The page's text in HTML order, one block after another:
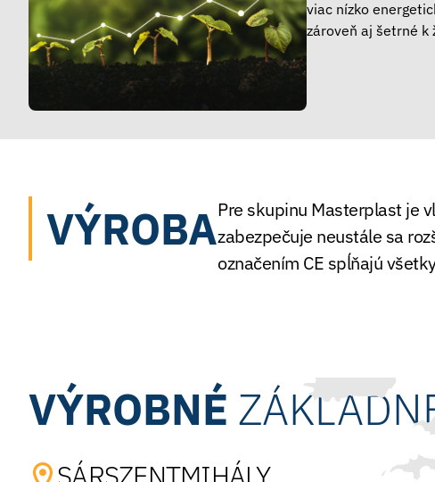
viac nízko
zároveň aj šetrné
VÝROBAPre skupinu Masterplast je
zabezpečuje neustále sa
označením CE spĺňajú
VÝROBNÉ